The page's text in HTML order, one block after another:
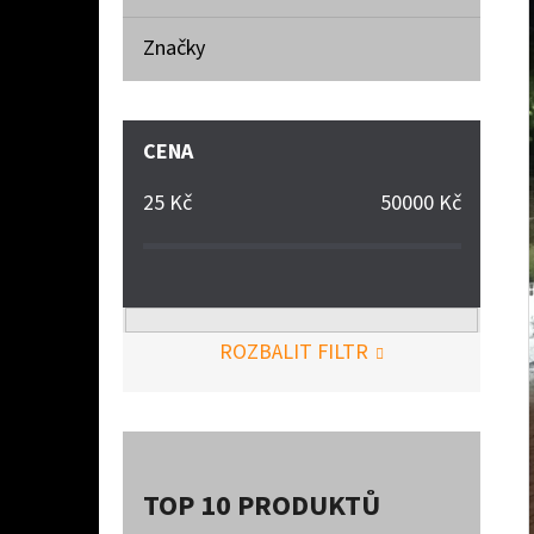
Značky
CENA
25Kč 50000Kč
ROZBALIT FILTR
TOP 10 PRODUKTŮ